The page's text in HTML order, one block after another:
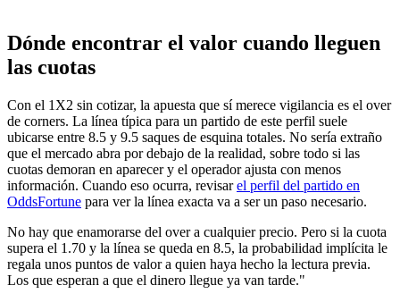
Dónde encontrar el valor cuando lleguen
las cuotas
Con el 1X2 sin cotizar, la apuesta que sí merece vigilancia es el over
de corners. La línea típica para un partido de este perfil suele
ubicarse entre 8.5 y 9.5 saques de esquina totales. No sería extraño
que el mercado abra por debajo de la realidad, sobre todo si las
cuotas demoran en aparecer y el operador ajusta con menos
información. Cuando eso ocurra, revisarel perfil del partido en
OddsFortune para ver la línea exacta va a ser un paso necesario.
No hay que enamorarse del over a cualquier precio. Pero si la cuota
supera el 1.70 y la línea se queda en 8.5, la probabilidad implícita le
regala unos puntos de valor a quien haya hecho la lectura previa.
Los que esperan a que el dinero llegue ya van tarde."